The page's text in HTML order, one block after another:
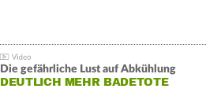
Die gefährliche Lust auf Abkühlung
DEUTLICH MEHR BADETOTE